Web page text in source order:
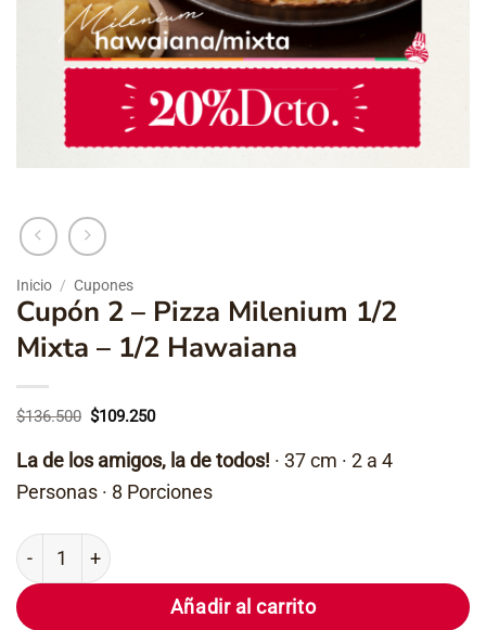
Inicio / Cupones
Cupón 2 – Pizza Milenium 1/2
Mixta – 1/2 Hawaiana
$136.500 El
era:
$136.500.
$109.250El
es:
$109.250.
La de los amigos, la de todos! · 37 cm · 2 a 4
Personas · 8 Porciones
Cupón 2 - Pizza Milenium 1/2 Mixta - 1/2 Hawaiana
Añadir al carrito